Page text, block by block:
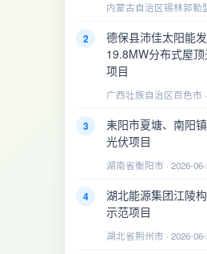
内蒙古自治区锡林郭勒
2
德保县沛佳太阳能
19.8MW分布式屋
项目
广西壮族自治区百色市
3
耒阳市夏塘、南阳
光伏项目
湖南省衡阳市 · 2026-
4
湖北能源集团江陵
示范项目
湖北省荆州市 · 2026-